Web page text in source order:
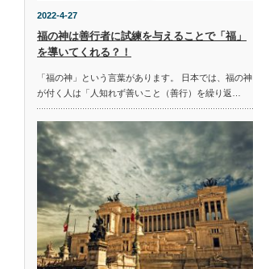
2022-4-27
福の神は善行者に試練を与えることで「福」
を導いてくれる？！
「福の神」という言葉があります。 日本では、福の神
が付く人は「人知れず善いこと（善行）を繰り返…